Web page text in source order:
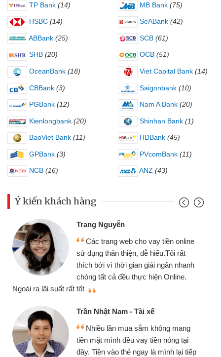
TP Bank (14) MB Bank (75)
HSBC (14) SeABank (42)
ABBank (25) SCB (61)
SHB (20) OCB (51)
OceanBank (18) Viet Capital Bank (14)
CBBank (3) Saigonbank (10)
PGBank (12) Nam A Bank (20)
Kienlongbank (20) Shinhan Bank (1)
BaoViet Bank (11) HDBank (45)
GPBank (3) PVcomBank (11)
NCB (16) ANZ (43)
Ý kiến khách hàng
Trang Nguyễn
Các trang web cho vay tiền online
sử dụng thân thiện, dễ hiểu.Tôi rất
thích bởi vì thời gian giải ngân nhanh
chóng tất cả đều thực hiện Online.
Ngoài ra lãi suất rất tốt
Trần Nhật Nam - Tài xế
Nhiều lần mua sắm không mang
tiền mặt mình đều vay tiền nóng tại
đây. Tiền vào thẻ ngay là mình lại tiếp